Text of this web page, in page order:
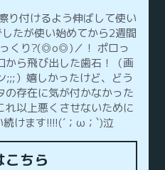
り付けるよう伸ばして使い
たが使い始めてから2週間
くり?(◎o◎)／！ ポロっ
から飛び出した歯石！（画
;;;）嬉しかったけど、どう
の存在に気が付かなかった
れ以上悪くさせないために
けます!!!!(´；ω；`)泣
こちら